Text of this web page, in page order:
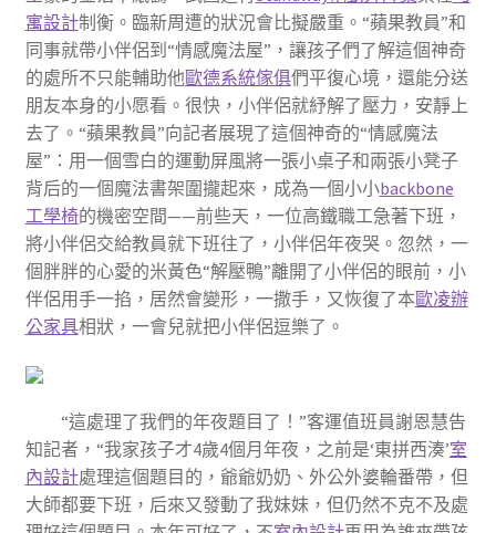
寓設計制衡。臨新周遭的狀況會比擬嚴重。“蘋果教員”和
同事就帶小伴侶到“情感魔法屋”，讓孩子們了解這個神奇
的處所不只能輔助他歐德系統傢俱們平復心境，還能分送
朋友本身的小愿看。很快，小伴侶就紓解了壓力，安靜上
去了。“蘋果教員”向記者展現了這個神奇的“情感魔法
屋”：用一個雪白的運動屏風將一張小桌子和兩張小凳子
背后的一個魔法書架圍攏起來，成為一個小小backbone
工學椅的機密空間——前些天，一位高鐵職工急著下班，
將小伴侶交給教員就下班往了，小伴侶年夜哭。忽然，一
個胖胖的心愛的米黃色“解壓鴨”離開了小伴侶的眼前，小
伴侶用手一掐，居然會變形，一撒手，又恢復了本歐凌辦
公家具相狀，一會兒就把小伴侶逗樂了。
“這處理了我們的年夜題目了！”客運值班員謝恩慧告
知記者，“我家孩子才4歲4個月年夜，之前是‘東拼西湊’室
內設計處理這個題目的，爺爺奶奶、外公外婆輪番帶，但
大師都要下班，后來又發動了我妹妹，但仍然不克不及處